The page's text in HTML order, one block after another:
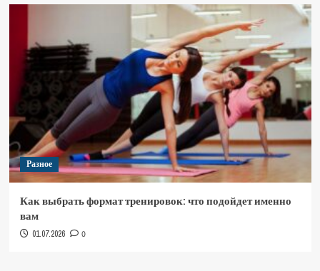
Разное
Как выбрать формат тренировок: что подойдет именно
вам
01.07.2026 0